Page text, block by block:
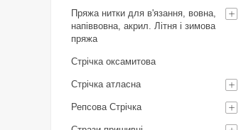
Пряжа нитки для в'язання, вовна,
напіввовна, акрил. Літня і зимова
пряжа
Стрічка оксамитова
Стрічка атласна
Репсова Стрічка